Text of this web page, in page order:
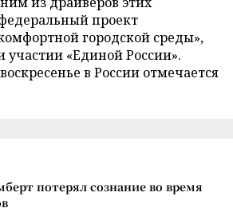
проект
городской среды»,
«Единой России».
в России отмечается
потерял сознание во время